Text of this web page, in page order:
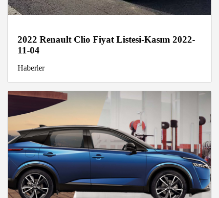
2022 Renault Clio Fiyat Listesi-Kasım 2022-
11-04
Haberler